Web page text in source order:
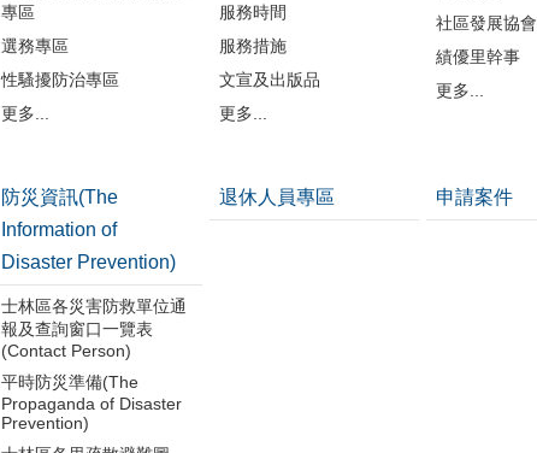
專區
選務專區
性騷擾防治專區
更多...
服務時間
服務措施
文宣及出版品
更多...
社區發展協會
績優里幹事
更多...
防災資訊(The
Information of
Disaster Prevention)
士林區各災害防救單位通
報及查詢窗口一覽表
(Contact Person)
平時防災準備(The
Propaganda of Disaster
Prevention)
退休人員專區 申請案件